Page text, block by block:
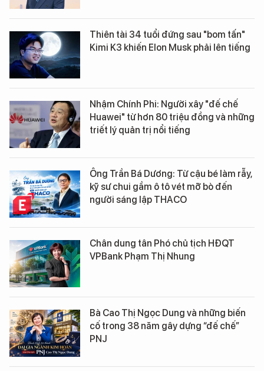
Thiên tài 34 tuổi đứng sau "bom tấn"
Kimi K3 khiến Elon Musk phải lên tiếng
Nhậm Chính Phi: Người xây "đế chế
Huawei" từ hơn 80 triệu đồng và những
triết lý quản trị nổi tiếng
Ông Trần Bá Dương: Từ cậu bé làm rẫy,
kỹ sư chui gầm ô tô vét mỡ bò đến
người sáng lập THACO
Chân dung tân Phó chủ tịch HĐQT
VPBank Phạm Thị Nhung
Bà Cao Thị Ngọc Dung và những biến
cố trong 38 năm gây dựng “đế chế”
PNJ